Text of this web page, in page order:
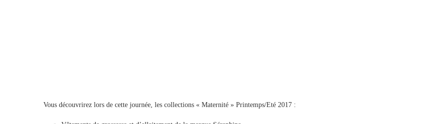
Vous découvrirez lors de cette journée, les collections « Maternité » Printemps/Eté 2017 :